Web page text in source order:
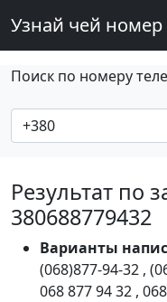
Узнай чей номер
Поиск по номеру
Результат по
380688779432
Варианты
(068)877-94-32 ,
068 877 94 32 ,